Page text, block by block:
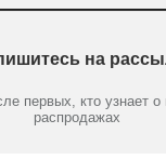
штрих-кодов
препараты, наборы
на
первых, кто узнает о
распродажах